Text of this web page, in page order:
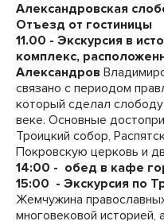
Александровская
Отъезд от гостиницы
11.00 - Экскурсия в
комплекс,
Александров
связано с периодом
который сделал
веке. Основные
Троицкий собор,
Покровскую церковь и
14:00 - обед в кафе
15:00 - Экскурсия по
Жемчужина
многовековой историей,